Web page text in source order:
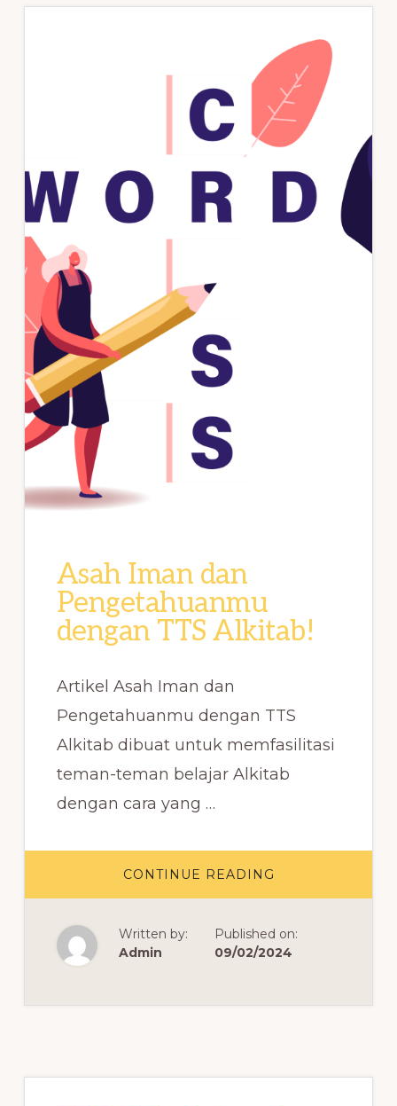
Asah Iman dan
Pengetahuanmu
dengan TTS Alkitab!
Artikel Asah Iman dan
Pengetahuanmu dengan TTS
Alkitab dibuat untuk memfasilitasi
teman-teman belajar Alkitab
dengan cara yang …
CONTINUE READING
IMAN
DENGAN
TTS
ALKITAB!
Written by:
Admin
Published on:
09/02/2024